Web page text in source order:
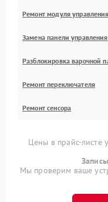
Ремонт модуля управления
Замена панели управления
Разблокировка варочной
Ремонт переключателя
Ремонт сенсора
Цены в прайс-листе
Мы проверим ваше